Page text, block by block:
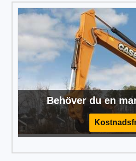
Behöver du en